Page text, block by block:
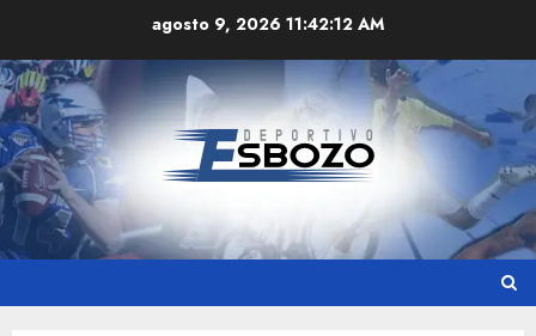
content
agosto 9, 2026 11:42:12 AM